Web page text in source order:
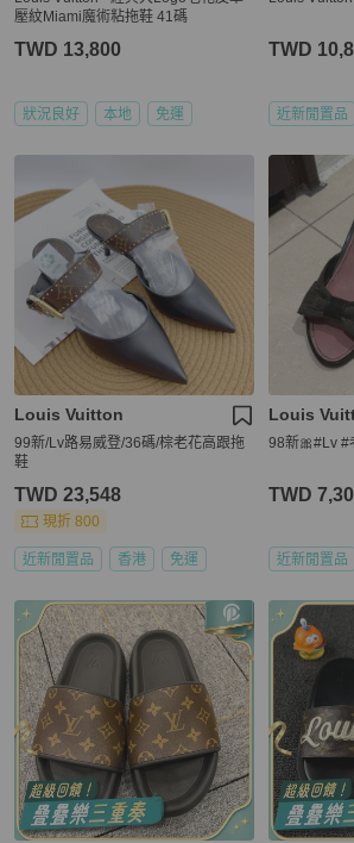
壓紋Miami魔術粘拖鞋 41碼
TWD 13,800
狀況良好 本地 免運
TWD
近新閒置品
Louis Vuitton
99新/Lv路易威登/36碼/棕老花高跟拖
鞋
TWD 23,548
現折 800
近新閒置品 香港 免運
Louis
98新🎀#Lv #
TWD
近新閒置品